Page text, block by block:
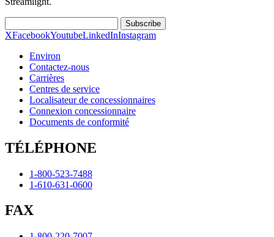
Subscribe
XFacebookYoutubeLinkedInInstagram
Environ
Contactez-nous
Carrières
Centres de service
Localisateur de concessionnaires
Connexion concessionnaire
Documents de conformité
TÉLÉPHONE
1-800-523-7488
1-610-631-0600
FAX